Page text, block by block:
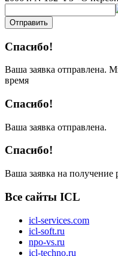
Отправить
Спасибо!
Ваша заявка отправлена.
время
Спасибо!
Ваша заявка отправлена.
Спасибо!
Ваша заявка на получение
Все сайты ICL
icl-services.com
icl-soft.ru
npo-vs.ru
icl-techno.ru